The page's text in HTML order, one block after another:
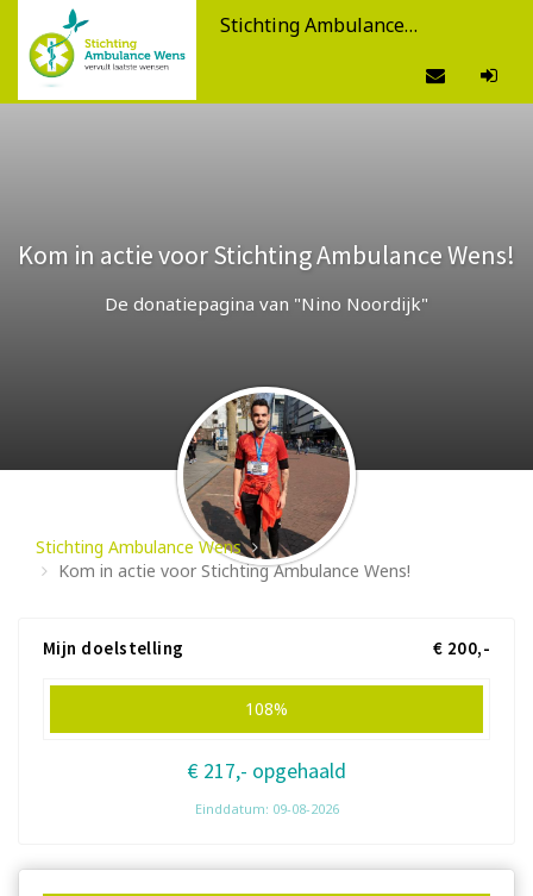
Stichting Ambulance Wens
Kom in actie voor Stichting Ambulance Wens!
De donatiepagina van "Nino Noordijk"
Stichting Ambulance Wens
Kom in actie voor Stichting Ambulance Wens!
Mijn doelstelling € 200,-
108%
€ 217,- opgehaald
Einddatum: 09-08-2026